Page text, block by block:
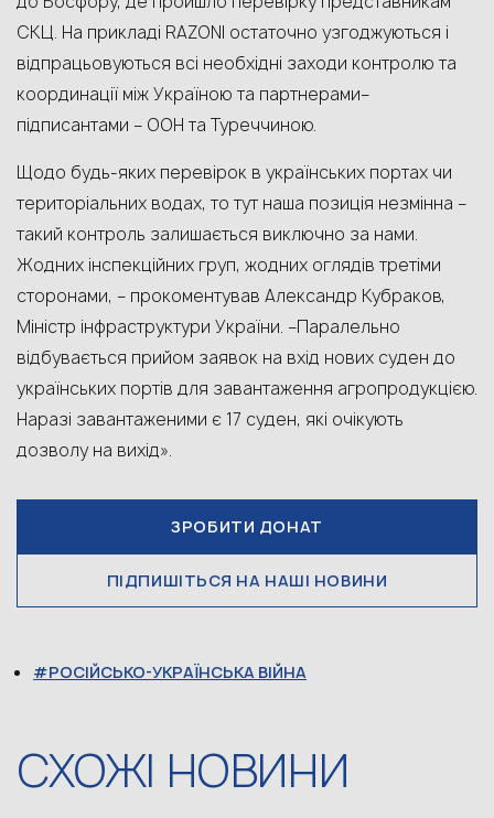
СКЦ. На прикладі RAZONI остаточно узгоджуються і
відпрацьовуються всі необхідні заходи контролю та
координації між Україною та партнерами–
підписантами – ООН та Туреччиною.
Щодо будь-яких перевірок в українських портах чи
територіальних водах, то тут наша позиція незмінна –
такий контроль залишається виключно за нами.
Жодних інспекційних груп, жодних оглядів третіми
сторонами, – прокоментував Александр Кубраков,
Міністр інфраструктури України. –Паралельно
відбувається прийом заявок на вхід нових суден до
українських портів для завантаження агропродукцією.
Наразі завантаженими є 17 суден, які очікують
дозволу на вихід».
ЗРОБИТИ ДОНАТ
ПІДПИШІТЬСЯ НА НАШІ НОВИНИ
РОСІЙСЬКО-УКРАЇНСЬКА ВІЙНА
СХОЖІ НОВИНИ